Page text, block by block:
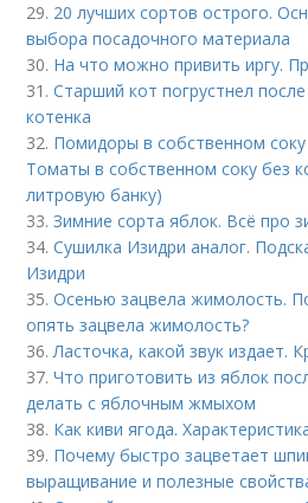
29. 20 лучших сортов острого.
выбора посадочного материала
30. На что можно привить иргу.
31.Старший кот погрустнел
котенка
32. Помидоры в собственном
Томаты в собственном соку без
литровую банку)
33.Зимние сорта яблок. Всё про
34.Сушилка Изидри аналог.
Изидри
35.Осенью зацвела жимолость.
опять зацвела жимолость?
36.Ласточка, какой звук издает.
37.Что приготовить из яблок
делать с яблочным жмыхом
38. Как киви ягода.
39. Почему быстро зацветает
выращивание и полезные